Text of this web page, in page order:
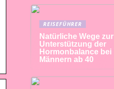
REISEFÜHRER
Natürliche Wege zur
Unterstützung der
Hormonbalance bei
Männern ab 40